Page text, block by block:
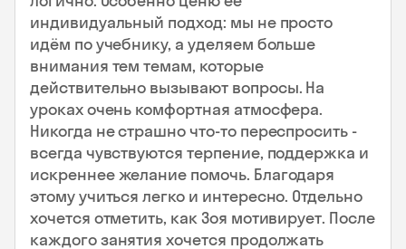
индивидуальный подход: мы не просто
идём по учебнику, а уделяем больше
внимания тем темам, которые
действительно вызывают вопросы. На
уроках очень комфортная атмосфера.
Никогда не страшно что-то переспросить -
всегда чувствуются терпение, поддержка и
искреннее желание помочь. Благодаря
этому учиться легко и интересно. Отдельно
хочется отметить, как Зоя мотивирует. После
каждого занятия хочется продолжать